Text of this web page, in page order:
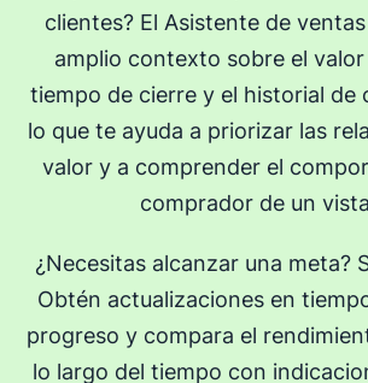
clientes? El Asistente de
amplio contexto sobre el
tiempo de cierre y el historial de
lo que te ayuda a priorizar las
valor y a comprender el
comprador de un
¿Necesitas alcanzar una meta?
Obtén actualizaciones en
progreso y compara el
lo largo del tiempo con